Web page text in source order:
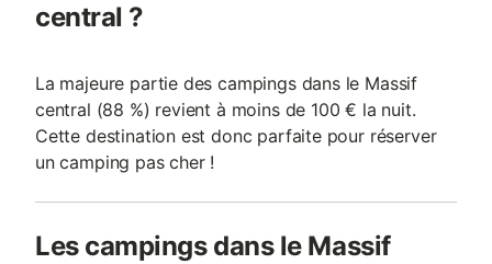
central ?
La majeure partie des campings dans le Massif
central (88 %) revient à moins de 100 € la nuit.
Cette destination est donc parfaite pour réserver
un camping pas cher !
Les campings dans le Massif